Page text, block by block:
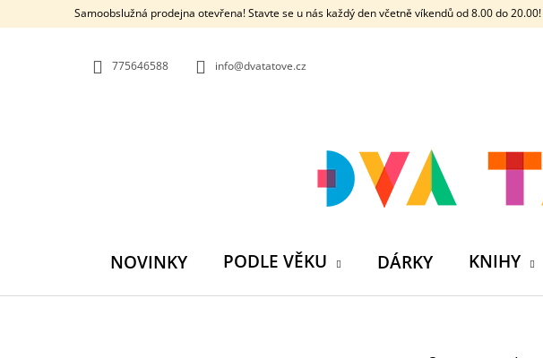
Samoobslužná prodejna otevřena! Stavte se u nás každý den včetně víkendů od 8.00 do 20.00!
775646588 info@dvatatove.cz
NOVINKY PODLE VĚKU DÁRKY KNIHY
O